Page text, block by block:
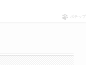
ポチップ